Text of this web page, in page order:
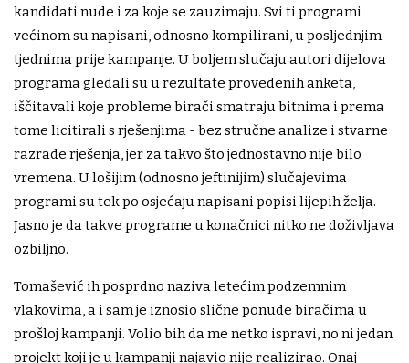
kandidati nude i za koje se zauzimaju. Svi ti programi
većinom su napisani, odnosno kompilirani, u posljednjim
tjednima prije kampanje. U boljem slučaju autori dijelova
programa gledali su u rezultate provedenih anketa,
iščitavali koje probleme birači smatraju bitnima i prema
tome licitirali s rješenjima - bez stručne analize i stvarne
razrade rješenja, jer za takvo što jednostavno nije bilo
vremena. U lošijim (odnosno jeftinijim) slučajevima
programi su tek po osjećaju napisani popisi lijepih želja.
Jasno je da takve programe u konačnici nitko ne doživljava
ozbiljno.
Tomašević ih posprdno naziva letećim podzemnim
vlakovima, a i sam je iznosio slične ponude biračima u
prošloj kampanji. Volio bih da me netko ispravi, no ni jedan
projekt koji je u kampanji najavio nije realizirao. Onaj